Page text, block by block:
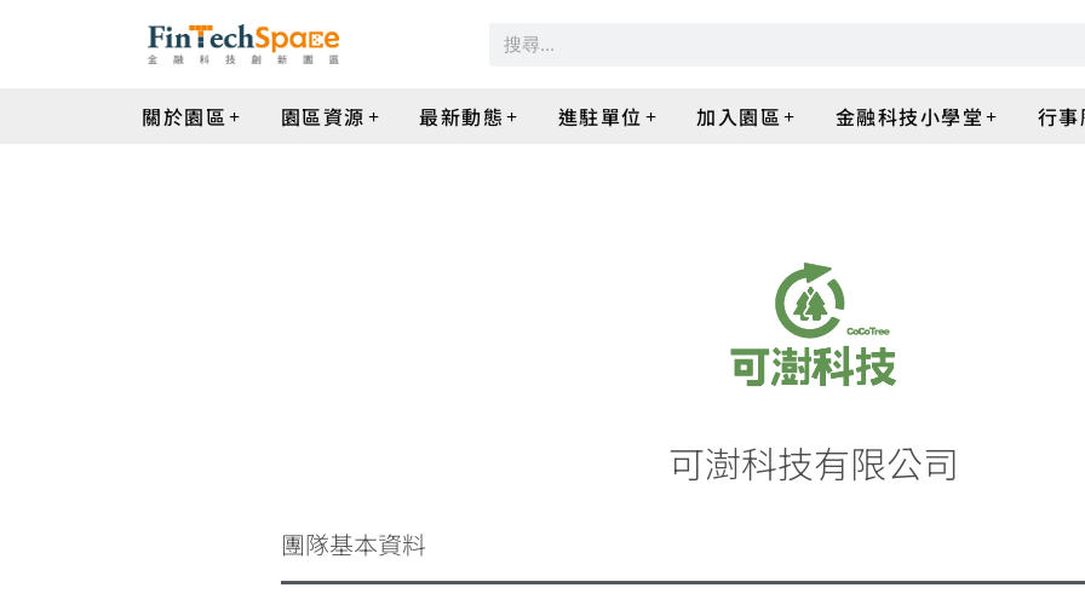
關於園區 園區資源 最新動態 進駐單位 加入園區 金融科技小學堂 行事
可澍科技有限公司
團隊基本資料